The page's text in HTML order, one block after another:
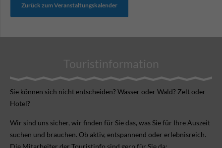
Zurück zum Veranstaltungskalender
Touristinformation
Sie können sich nicht ent­scheiden? Wasser oder Wald? Zelt oder
Hotel?
Wir sind uns sicher, wir finden für Sie das, was Sie für Ihre Aus­zeit
suchen und brauchen. Ob aktiv, ent­spannend oder erlebnis­reich.
Die Mitarbeiter der Touristinfo sind gern für Sie da: